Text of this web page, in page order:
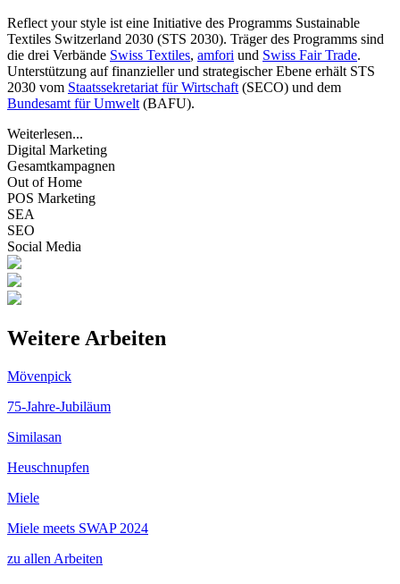
Reflect your style ist eine Initiative des Programms Sustainable
Textiles Switzerland 2030 (STS 2030). Träger des Programms sind
die drei Verbände Swiss Textiles, amfori und Swiss Fair Trade.
Unterstützung auf finanzieller und strategischer Ebene erhält STS
2030 vom Staatssekretariat für Wirtschaft (SECO) und dem
Bundesamt für Umwelt (BAFU).
Weiterlesen...
Digital Marketing
Gesamtkampagnen
Out of Home
POS Marketing
SEA
SEO
Social Media
Weitere Arbeiten
Mövenpick
75-Jahre-Jubiläum
Similasan
Heuschnupfen
Miele
Miele meets SWAP 2024
zu allen Arbeiten